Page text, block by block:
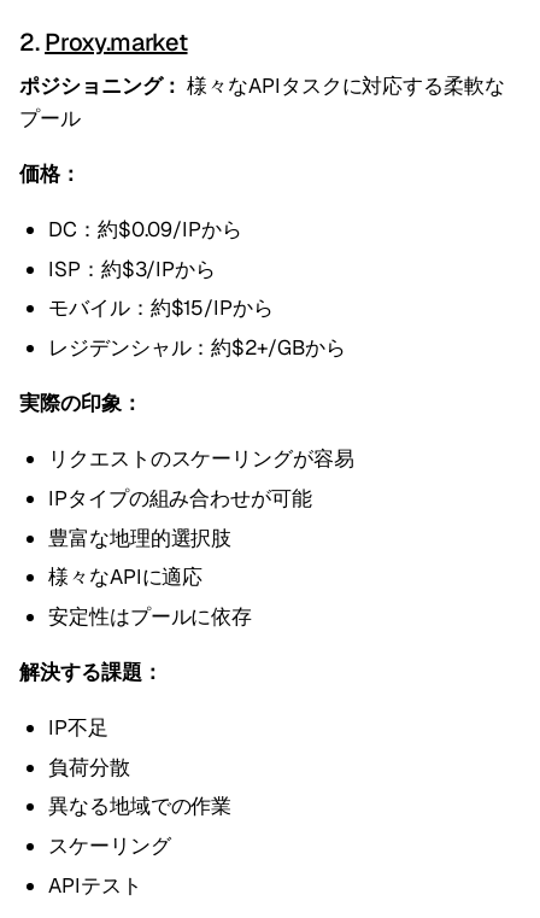
2.Proxy.market
ポジショニング： 様々なAPIタスクに対応する柔軟な
プール
価格：
DC：約$0.09/IPから
ISP：約$3/IPから
モバイル：約$15/IPから
レジデンシャル：約$2+/GBから
実際の印象：
リクエストのスケーリングが容易
IPタイプの組み合わせが可能
豊富な地理的選択肢
様々なAPIに適応
安定性はプールに依存
解決する課題：
IP不足
負荷分散
異なる地域での作業
スケーリング
APIテスト